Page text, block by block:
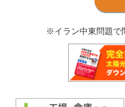
※イラン中東問題で